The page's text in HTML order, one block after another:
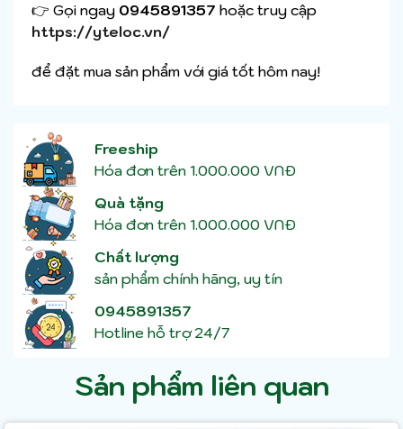
👉 Gọi ngay 0945891357 hoặc truy cập
https://yteloc.vn/
để đặt mua sản phẩm với giá tốt hôm nay!
Freeship
Hóa đơn trên 1.000.000 VNĐ
Quà tặng
Hóa đơn trên 1.000.000 VNĐ
Chất lượng
sản phẩm chính hãng, uy tín
0945891357
Hotline hỗ trợ 24/7
Sản phẩm liên quan